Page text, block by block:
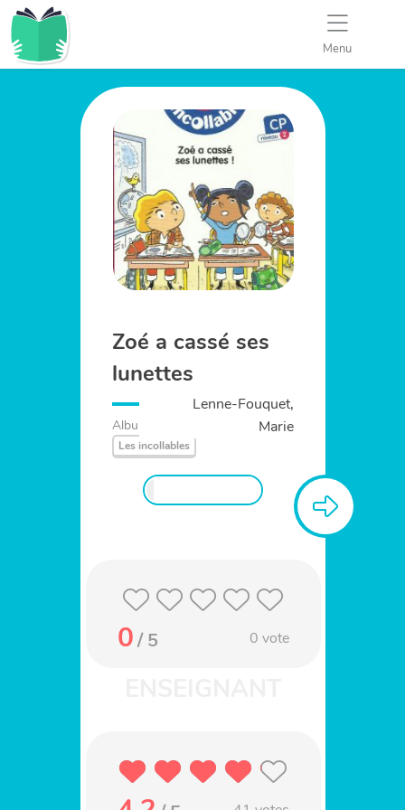
Menu
Zoé a cassé ses
lunettes
Lenne-Fouquet,
Marie
Album
Les incollables
0/ 5 0 vote